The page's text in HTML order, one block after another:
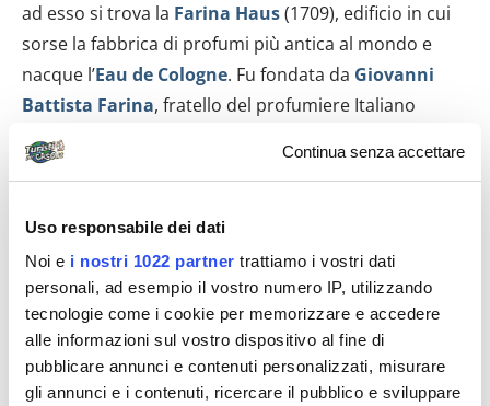
Continua senza accettare
Uso responsabile dei dati
Noi e i nostri 1022 partner trattiamo i vostri dati
personali, ad esempio il vostro numero IP, utilizzando
tecnologie come i cookie per memorizzare e accedere
alle informazioni sul vostro dispositivo al fine di
pubblicare annunci e contenuti personalizzati, misurare
gli annunci e i contenuti, ricercare il pubblico e sviluppare
ad esso si trova la Farina Haus(1709), edificio in cui
sorse la fabbrica di profumi più antica al mondo e
nacque l’Eau de Cologne. Fu fondata da Giovanni
Battista Farina, fratello del profumiere Italiano
Giovanni Maria Farina, il simbolo dell’azienda è il
tulipano rosso.
03 Gennaio: Escursione ad ESSEN
Ancora una giornata di escursione, questa volta
andiamo ad Essen, ma prima ci dirigiamo alCastello
di Benrath
che dista circa 15 minuti in treno da
Dusseldorf. Il castello terminato di costruire nel 1770
presenta un puro stile Luigi XV. Il corpo centrale,